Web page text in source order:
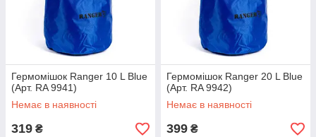
Гермомішок Ranger 10 L Blue
(Арт. RA 9941)
Немає в наявності
319 ₴
Гермомішок Ranger 20 L Blue
(Арт. RA 9942)
Немає в наявності
399 ₴